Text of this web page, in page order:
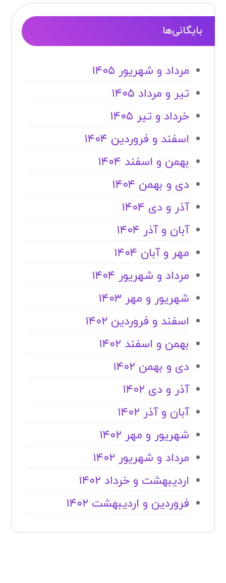
بایگانی‌ها
مرداد و شهریور ۱۴۰۵
تیر و مرداد ۱۴۰۵
خرداد و تیر ۱۴۰۵
اسفند و فروردین ۱۴۰۴
بهمن و اسفند ۱۴۰۴
دی و بهمن ۱۴۰۴
آذر و دی ۱۴۰۴
آبان و آذر ۱۴۰۴
مهر و آبان ۱۴۰۴
مرداد و شهریور ۱۴۰۴
شهریور و مهر ۱۴۰۳
اسفند و فروردین ۱۴۰۲
بهمن و اسفند ۱۴۰۲
دی و بهمن ۱۴۰۲
آذر و دی ۱۴۰۲
آبان و آذر ۱۴۰۲
شهریور و مهر ۱۴۰۲
مرداد و شهریور ۱۴۰۲
اردیبهشت و خرداد ۱۴۰۲
فروردین و اردیبهشت ۱۴۰۲